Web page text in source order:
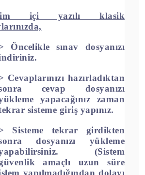
içi yazılı klasik
Öncelikle sınav dosyanızı
Cevaplarınızı hazırladıktan
cevap dosyanızı
yapacağınız zaman
sisteme giriş yapınız.
Sisteme tekrar girdikten
dosyanızı yükleme
(Sistem
amaçlı uzun süre
yapılmadığından dolayı